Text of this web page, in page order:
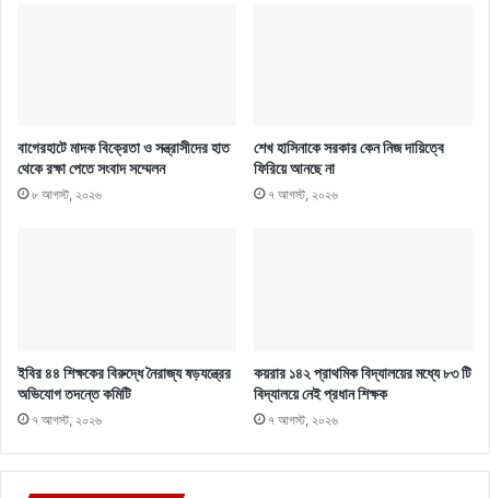
বাগেরহাটে মাদক বিক্রেতা ও সন্ত্রাসীদের হাত
থেকে রক্ষা পেতে সংবাদ সম্মেলন
৮ আগস্ট, ২০২৬
শেখ হাসিনাকে সরকার কেন নিজ দায়িত্বে
ফিরিয়ে আনছে না
৭ আগস্ট, ২০২৬
ইবির ৪৪ শিক্ষকের বিরুদ্ধে নৈরাজ্য ষড়যন্ত্রের
অভিযোগ তদন্তে কমিটি
৭ আগস্ট, ২০২৬
কয়রার ১৪২ প্রাথমিক বিদ্যালয়ের মধ্যে ৮৩ টি
বিদ্যালয়ে নেই প্রধান শিক্ষক
৭ আগস্ট, ২০২৬